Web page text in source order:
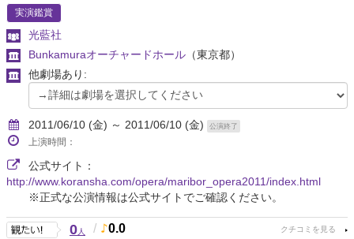
実演鑑賞
光藍社
Bunkamuraオーチャードホール （東京都）
他劇場あり:
2011/06/10 (金) ～ 2011/06/10 (金) 公演終了
上演時間：
公式サイト：
http://www.koransha.com/opera/maribor_opera2011/index.html
※正式な公演情報は公式サイトでご確認ください。
0人 / 0.0